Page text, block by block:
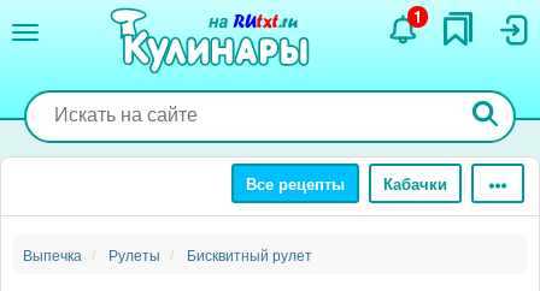
содержанию
1
Все рецепты Кабачки
Выпечка Рулеты Бисквитный рулет